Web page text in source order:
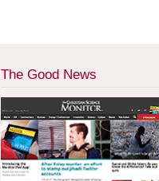
The Good News